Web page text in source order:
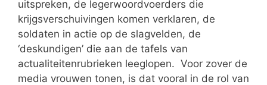
uitspreken, de legerwoordvoerders die
krijgsverschuivingen komen verklaren, de
soldaten in actie op de slagvelden, de
‘deskundigen’ die aan de tafels van
actualiteitenrubrieken leeglopen. Voor zover de
media vrouwen tonen, is dat vooral in de rol van